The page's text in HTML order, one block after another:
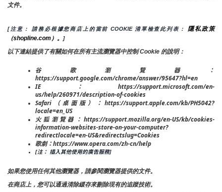
文件。
[注意： 請務必根據您商店上的當前 COOKIE 清單檢查此列表： 隱私政策
（shopline.com）。
]
以下連結提供了有關如何在所有主流瀏覽器中控制 Cookie 的說明：
谷歌瀏覽器：
https://support.google.com/chrome/answer/95647?hl=en
IE：https://support.microsoft.com/en-
us/help/260971/description-of-cookies
Safari（桌面版）：https://support.apple.com/kb/PH5042?
locale=en_US
火狐瀏覽器：https://support.mozilla.org/en-US/kb/cookies-
information-websites-store-on-your-computer?
redirectlocale=en-US&redirectslug=Cookies
歌劇：https://www.opera.com/zh-cn/help
[注： 插入其他使用的廣告服務]
如果您使用任何其他瀏覽器，請參閱瀏覽器提供的文件。
在商店上，您可以通過清除緩存來刪除現有的追蹤技術。